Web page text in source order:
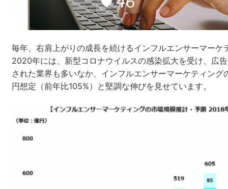
ネット市場調査データ フィ
SEO ホワイ
CRM
毎年、右肩上がりの成長を続けるインフルエンサーマーケ
2020年には、新型コロナウイルスの感染拡大を受け、広
された業界も多いなか、インフルエンサーマーケティング
円想定（前年比105%）と堅調な伸びを見せています。